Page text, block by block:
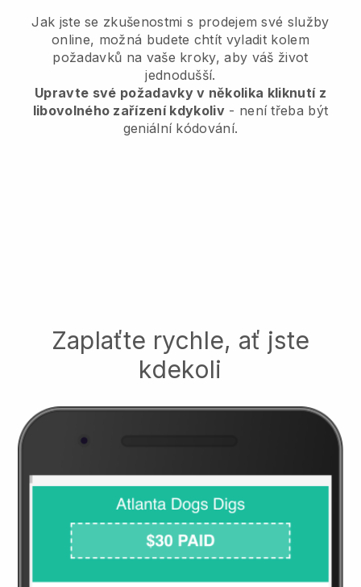
Jak jste se zkušenostmi s prodejem své služby
online, možná budete chtít vyladit kolem
požadavků na vaše kroky, aby váš život
jednodušší.
Upravte své požadavky v několika kliknutí z
libovolného zařízení kdykoliv- není třeba být
geniální kódování.
Zaplaťte rychle, ať jste
kdekoli